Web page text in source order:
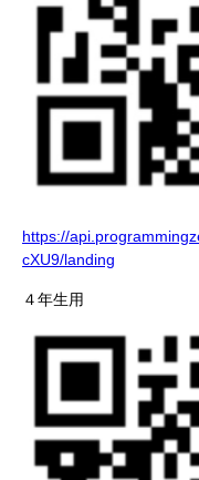
https://
cXU9/landing
４年生用